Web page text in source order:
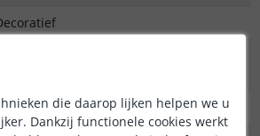
(geschikt voor buiten)
die daarop lijken helpen we u
Dankzij functionele cookies werkt